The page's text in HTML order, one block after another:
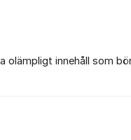
olämpligt innehåll som